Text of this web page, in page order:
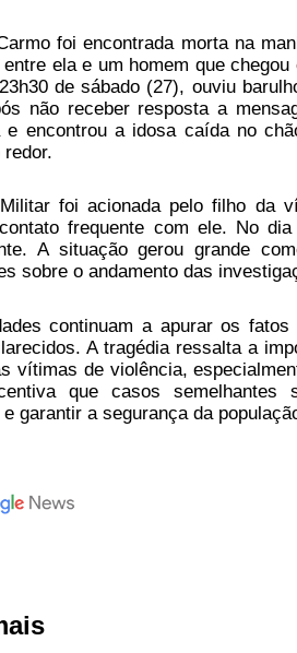
foi encontrada morta na
ela e um homem que
de sábado (27), ouviu
não receber resposta a
e encontrou a idosa caída no
redor.
foi acionada pelo filho da
frequente com ele. No
A situação gerou grande
sobre o andamento das
continuam a apurar os
A tragédia ressalta a
vítimas de violência,
que casos
garantir a segurança da